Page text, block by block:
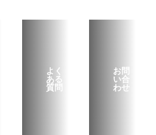
よく
ある
質問
お問
い合
わせ